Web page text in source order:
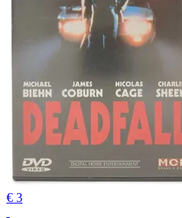
€ 3